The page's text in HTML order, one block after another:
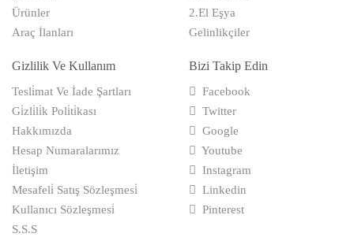
Ürünler
Araç İlanları
2.El Eşya
Gelinlikçiler
Gizlilik Ve Kullanım
Tesli̇mat Ve İade Şartları
Gi̇zli̇li̇k Poli̇ti̇kası
Hakkımızda
Hesap Numaralarımız
İletişim
Mesafeli̇ Satış Sözleşmesi̇
Kullanıcı Sözleşmesi̇
S.S.S
Bizi Takip Edin
Facebook
Twitter
Google
Youtube
Instagram
Linkedin
Pinterest